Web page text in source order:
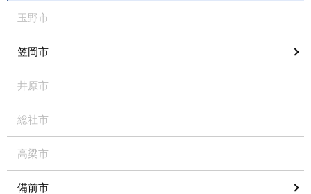
玉野市
笠岡市
井原市
総社市
高梁市
備前市